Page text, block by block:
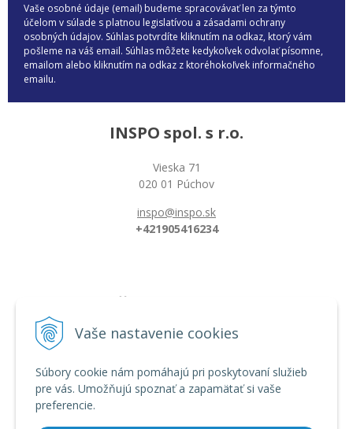
Vaše nastavenie cookies
Súbory cookie nám pomáhajú pri poskytovaní služieb
pre vás. Umožňujú spoznať a zapamätať si vaše
preferencie.
Vaše osobné údaje (email) budeme spracovávať len za týmto
účelom v súlade s platnou legislatívou a zásadami ochrany
osobných údajov. Súhlas potvrdíte kliknutím na odkaz, ktorý vám
pošleme na váš email. Súhlas môžete kedykoľvek odvolať písomne,
emailom alebo kliknutím na odkaz z ktoréhokoľvek informačného
emailu.
INSPO spol. s r.o.
Vieska 71
020 01 Púchov
inspo@inspo.sk
+421905416234
Všetko o nákupe
Možnosti platby a doprava